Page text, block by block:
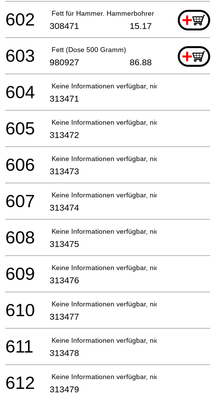
Fett für Hammer. Hammerbohrer (70g) +
602 308471 15.17
Fett (Dose 500 Gramm) +
603 980927 86.88
Keine Informationen verfügbar, nicht bestellbar
604 313471
Keine Informationen verfügbar, nicht bestellbar
605 313472
Keine Informationen verfügbar, nicht bestellbar
606 313473
Keine Informationen verfügbar, nicht bestellbar
607 313474
Keine Informationen verfügbar, nicht bestellbar
608 313475
Keine Informationen verfügbar, nicht bestellbar
609 313476
Keine Informationen verfügbar, nicht bestellbar
610 313477
Keine Informationen verfügbar, nicht bestellbar
611 313478
Keine Informationen verfügbar, nicht bestellbar
612 313479